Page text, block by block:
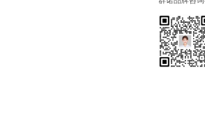
产品规划研
品牌空间识
品牌视觉形